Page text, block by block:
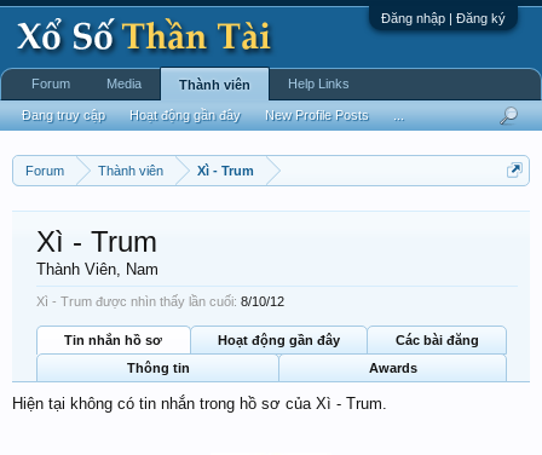
Đăng nhập | Đăng ký
Forum Thành viên Xì - Trum
Xì - Trum
Thành Viên, Nam
Xì - Trum được nhìn thấy lần cuối: 8/10/12
Tin nhắn hồ sơ Hoạt động gần đây
Các bài đăng
Thông tin
Awards
Hiện tại không có tin nhắn trong hồ sơ của Xì - Trum.
Forum Media Thành viên
Đang truy cập Hoạt động gần đây New Profile Posts
Help Links